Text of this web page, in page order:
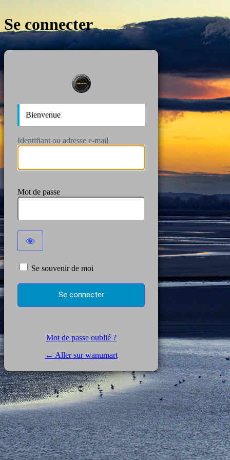
Se connecter
https://
Bienvenue
Identifiant ou adresse e-mail
Mot de passe
Se souvenir de moi
Mot de passe oublié ?
← Aller sur wanumart